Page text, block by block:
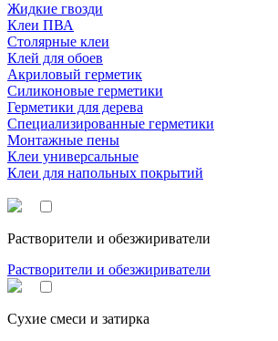
Жидкие гвозди
Клеи ПВА
Столярные клеи
Клей для обоев
Акриловый герметик
Силиконовые герметики
Герметики для дерева
Специализированные герметики
Монтажные пены
Клеи универсальные
Клеи для напольных покрытий
Растворители и обезжириватели
Растворители и обезжириватели
Сухие смеси и затирка